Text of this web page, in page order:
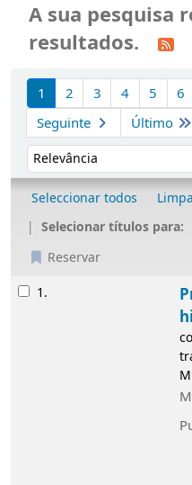
A sua pesquisa
resultados.
Ordenar
1 2 3 4 5 6
Seguinte
Último
Ordenar por:
Seleccionar todos
Selecionar títulos para:
Reservar
Resultados
1.